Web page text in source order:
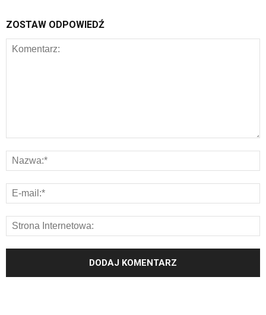
ZOSTAW ODPOWIEDŹ